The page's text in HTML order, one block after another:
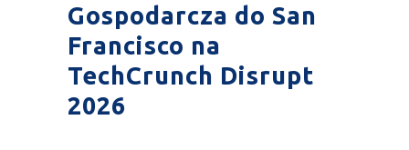
Gospodarcza do San
Francisco na
TechCrunch Disrupt
2026